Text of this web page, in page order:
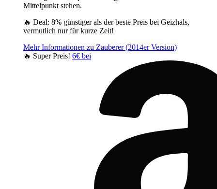
Mittelpunkt stehen.
🔥 Deal: 8% günstiger als der beste Preis bei Geizhals,
vermutlich nur für kurze Zeit!
Mehr Informationen zu Zauberer (2014er Version)
🔥 Super Preis! 6€ bei